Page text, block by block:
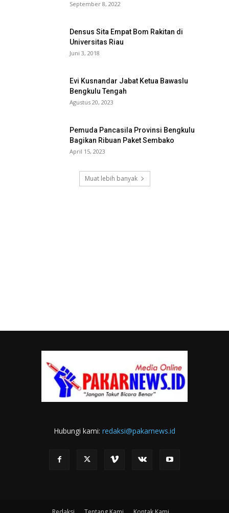
September 8, 2022
Densus Sita Empat Bom Rakitan di
Universitas Riau
Juni 3, 2018
Evi Kusnandar Jabat Ketua Bawaslu
Bengkulu Tengah
Agustus 20, 2023
Pemuda Pancasila Provinsi Bengkulu
Bagikan Ribuan Paket Sembako
April 15, 2023
Muat lebih banyak
Hubungi kami: redaksi@pakarnews.id